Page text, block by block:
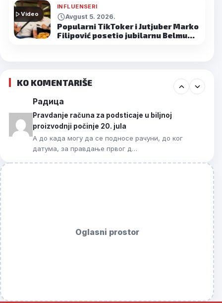
Video
INFLUENSERI
Avgust 5. 2026.
Popularni TikToker i Jutjuber Marko
Filipović posetio jubilarnu Belmu…
KO KOMENTARIŠE
Радица
Pravdanje računa za podsticaje u biljnoj
proizvodnji počinje 20. jula
А до када могу да се подносе рачуни, до ког
датума, за правдање првог д…
Oglasni prostor